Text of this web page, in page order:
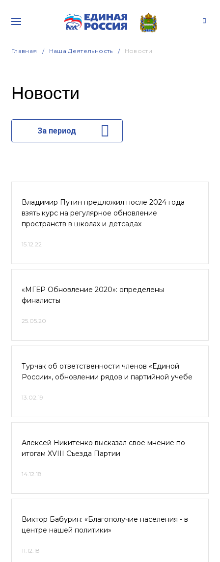
Главная Наша Деятельность Новости
Новости
За период
Владимир Путин предложил после 2024 года
взять курс на регулярное обновление
пространств в школах и детсадах
15.12.22
«МГЕР Обновление 2020»: определены
финалисты
25.05.20
Турчак об ответственности членов «Единой
России», обновлении рядов и партийной учебе
13.02.19
Алексей Никитенко высказал свое мнение по
итогам XVIII Съезда Партии
14.12.18
Виктор Бабурин: «Благополучие населения - в
центре нашей политики»
11.12.18